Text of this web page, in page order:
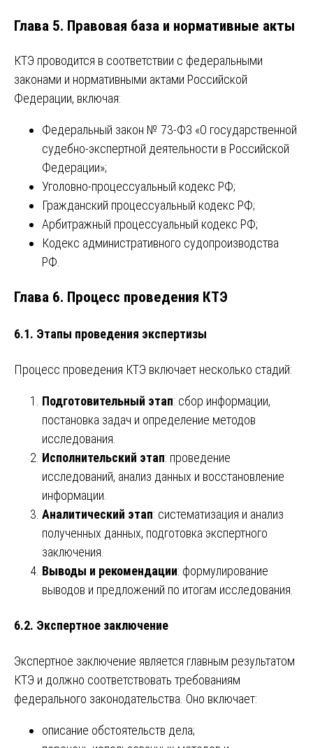
Глава 5. Правовая база и нормативные акты
КТЭ проводится в соответствии с федеральными
законами и нормативными актами Российской
Федерации, включая:
Федеральный закон № 73-ФЗ «О государственной
судебно-экспертной деятельности в Российской
Федерации»;
Уголовно-процессуальный кодекс РФ;
Гражданский процессуальный кодекс РФ;
Арбитражный процессуальный кодекс РФ;
Кодекс административного судопроизводства
РФ.
Глава 6. Процесс проведения КТЭ
6.1. Этапы проведения экспертизы
Процесс проведения КТЭ включает несколько стадий:
Подготовительный этап: сбор информации,
постановка задач и определение методов
исследования.
Исполнительский этап: проведение
исследований, анализ данных и восстановление
информации.
Аналитический этап: систематизация и анализ
полученных данных, подготовка экспертного
заключения.
Выводы и рекомендации: формулирование
выводов и предложений по итогам исследования.
6.2. Экспертное заключение
Экспертное заключение является главным результатом
КТЭ и должно соответствовать требованиям
федерального законодательства. Оно включает:
описание обстоятельств дела;